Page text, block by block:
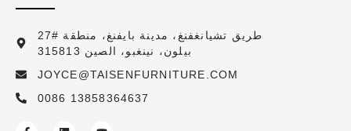
27# طريق تشيانغفنغ، مدينة بايفنغ، منطقة
بيلون، نينغبو، الصين 315813
JOYCE@TAISENFURNITURE.COM
0086 13858364637